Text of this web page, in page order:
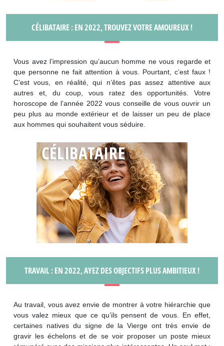
CÉLIBATAIRE : EN 2022, TROUVEZ VOTRE AMOUREUX !
Vous avez l’impression qu’aucun homme ne vous regarde et
que personne ne fait attention à vous. Pourtant, c’est faux !
C’est vous, en réalité, qui n’êtes pas assez attentive aux
autres et, du coup, vous ratez des opportunités. Votre
horoscope de l’année 2022 vous conseille de vous ouvrir un
peu plus au monde extérieur et de laisser un peu de place
aux hommes qui souhaitent vous séduire.
TRAVAIL : EN 2022, AYEZ DES OBJECTIFS PLUS AMBITIEUX !
Au travail, vous avez envie de montrer à votre hiérarchie que
vous valez mieux que ce qu’ils pensent de vous. En effet,
certaines natives du signe de la Vierge ont très envie de
gravir les échelons et de se voir proposer un poste mieux